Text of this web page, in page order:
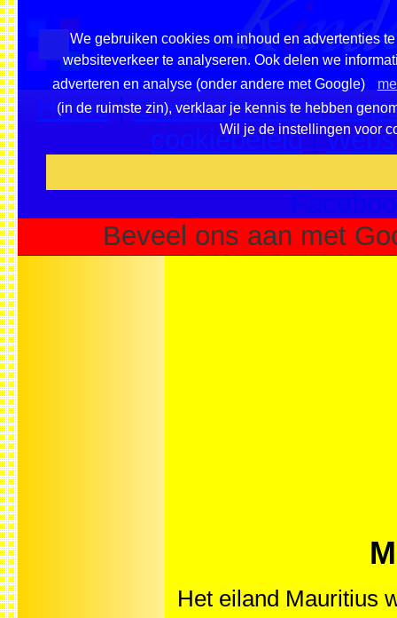
We gebruiken cookies om inhoud en advertenties
websiteverkeer te analyseren. Ook delen we
adverteren en analyse (onder andere met Google)
(in de ruimste zin), verklaar je kennis te hebben
Wil je de instellingen voor
Home|Overzicht
cookiebeleid|
Beveel ons aan met
Het eiland Mauritius